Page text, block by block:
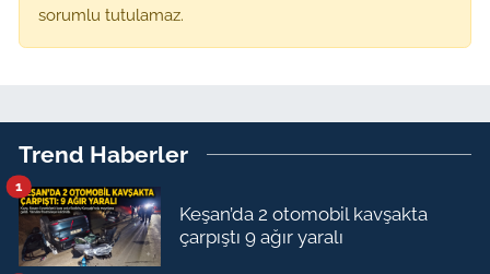
sorumlu tutulamaz.
Trend Haberler
Keşan’da 2 otomobil kavşakta
çarpıştı 9 ağır yaralı
1